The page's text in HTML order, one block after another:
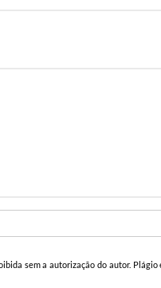
sem a autorização do autor.